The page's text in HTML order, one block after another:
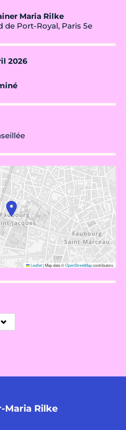
Maria Rilke
de Port-Royal, Paris 5e
2026
Leaflet|Map data ©OpenStreetMapcontributors
Maria Rilke